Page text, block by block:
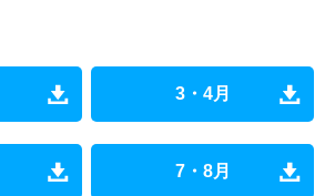
3・4月
7・8月